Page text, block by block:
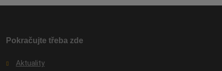
odeslat.
Pokračujte třeba zde
Aktuality